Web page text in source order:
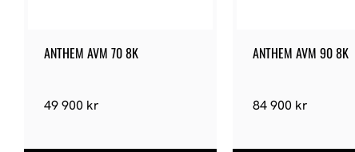
ANTHEM AVM 70 8K
49 900 kr
ANTHEM AVM 90 8K
84 900kr